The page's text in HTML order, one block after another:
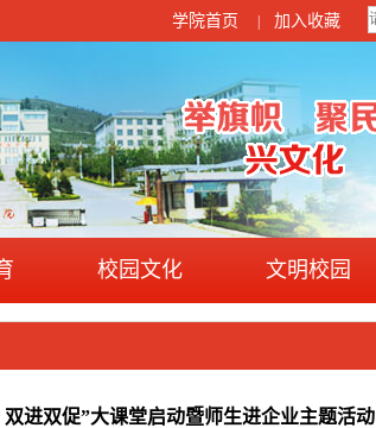
学院首页 加入收藏
校园文化 文明校园
进双促”大课堂启动暨师生进企业主题活动